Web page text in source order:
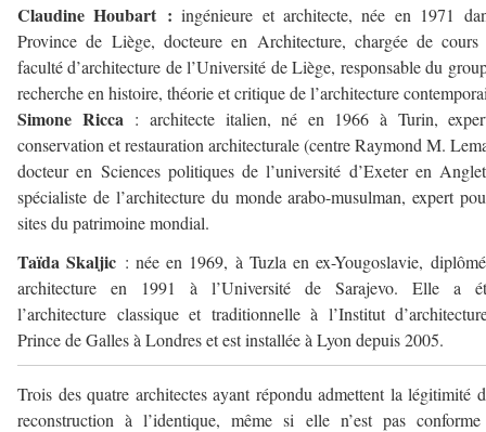
Claudine Houbart : ingénieure et architecte, née en 1971
Province de Liège, docteure en Architecture, chargée de
faculté d’architecture de l’Université de Liège, responsable du
recherche en histoire, théorie et critique de l’architecture
Simone Ricca : architecte italien, né en 1966 à Turin,
conservation et restauration architecturale (centre Raymond M.
docteur en Sciences politiques de l’université d’Exeter en
spécialiste de l’architecture du monde arabo-musulman, expert
sites du patrimoine mondial.
Taïda Skaljic : née en 1969, à Tuzla en ex-Yougoslavie,
architecture en 1991 à l’Université de Sarajevo. Elle a
l’architecture classique et traditionnelle à l’Institut
Prince de Galles à Londres et est installée à Lyon depuis 2005.
Trois des quatre architectes ayant répondu admettent la légitimité
reconstruction à l’identique, même si elle n’est pas